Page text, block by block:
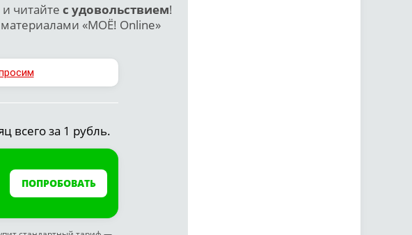
читайте с удовольствием!
«МОЁ! Online»
всего за 1 рубль.
ПОПРОБОВАТЬ